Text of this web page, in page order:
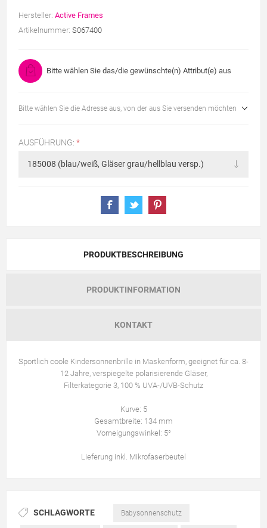
Hersteller: Active Frames
Artikelnummer: S067400
Bitte wählen Sie das/die gewünschte(n) Attribut(e) aus
Bitte wählen Sie die Adresse aus, von der aus Sie versenden möchten
AUSFÜHRUNG: *
PRODUKTBESCHREIBUNG
PRODUKTINFORMATION
KONTAKT
Sportlich coole Kindersonnenbrille in Maskenform, geeignet für ca. 8-
12 Jahre, verspiegelte polarisierende Gläser,
Filterkategorie 3, 100 % UVA-/UVB-Schutz
Kurve: 5
Gesamtbreite: 134 mm
Vorneigungswinkel: 5°
Lieferung inkl. Mikrofaserbeutel
SCHLAGWORTE Babysonnenschutz